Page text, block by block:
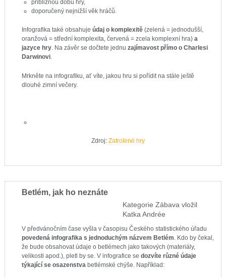
přibližnou dobu hry,
doporučený nejnižší věk hráčů.
Infografika také obsahuje údaj o komplexitě(zelená = jednodušší,
oranžová = střední komplexita, červená = zcela komplexní hra) a
jazyce hry. Na závěr se dočtete jednu zajímavost přímo o Charlesi
Darwinovi.
Mrkněte na infografiku, ať víte, jakou hru si pořídit na stále ještě
dlouhé zimní večery.
Zdroj: Zatrolené hry
Betlém, jak ho neznáte
Kategorie Zábavavložil
Katka Andrée
V předvánočním čase vyšla v časopisu Českého statistického úřadu
povedená infografika s jednoduchým názvem Betlém. Kdo by čekal,
že bude obsahovat údaje o betlémech jako takových (materiály,
velikosti apod.), pletl by se. V infografice se dozvíte různé údaje
týkající se osazenstvabetlémské chýše. Například: